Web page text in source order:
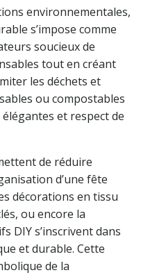
environnementales,
s’impose comme
soucieux de
tout en créant
les déchets et
ou compostables
et respect de
de réduire
d’une fête
décorations en tissu
ou encore la
DIY s’inscrivent dans
et durable. Cette
de la